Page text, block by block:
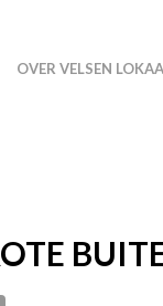
OVER VELSEN